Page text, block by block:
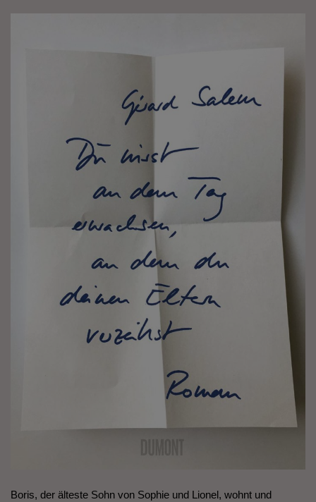
Boris, der älteste Sohn von Sophie und Lionel, wohnt und